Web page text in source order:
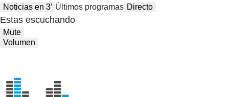
Noticias en 3′ Últimos programas Directo
Estas escuchando
Mute
Volumen